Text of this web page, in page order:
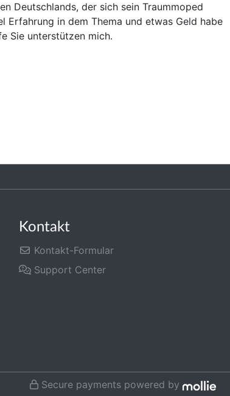
Deutschlands, der sich sein Traummoped
Erfahrung in dem Thema und etwas Geld habe
Sie unterstützen mich.
Kontakt
Kontakt-Formular
Support Center
Secure payments powered by